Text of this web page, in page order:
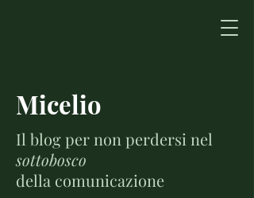
Micelio
Il blog per non perdersi nel
sottobosco
della comunicazione